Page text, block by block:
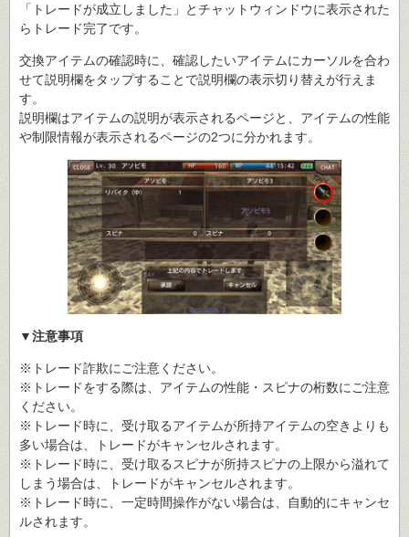
「トレードが成立しました」とチャットウィンドウに表示された
らトレード完了です。
交換アイテムの確認時に、確認したいアイテムにカーソルを合わ
せて説明欄をタップすることで説明欄の表示切り替えが行えま
す。
説明欄はアイテムの説明が表示されるページと、アイテムの性能
や制限情報が表示されるページの2つに分かれます。
▼注意事項
※トレード詐欺にご注意ください。
※トレードをする際は、アイテムの性能・スピナの桁数にご注意
ください。
※トレード時に、受け取るアイテムが所持アイテムの空きよりも
多い場合は、トレードがキャンセルされます。
※トレード時に、受け取るスピナが所持スピナの上限から溢れて
しまう場合は、トレードがキャンセルされます。
※トレード時に、一定時間操作がない場合は、自動的にキャンセ
ルされます。